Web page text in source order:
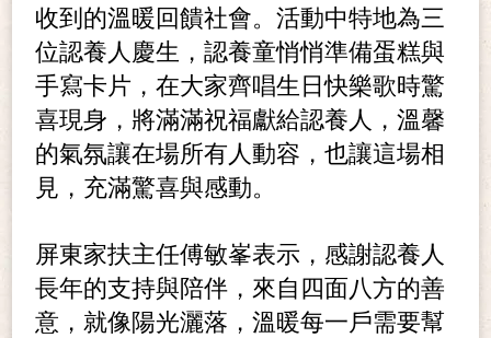
收到的溫暖回饋社會。活動中特地為三
位認養人慶生，認養童悄悄準備蛋糕與
手寫卡片，在大家齊唱生日快樂歌時驚
喜現身，將滿滿祝福獻給認養人，溫馨
的氣氛讓在場所有人動容，也讓這場相
見，充滿驚喜與感動。
屏東家扶主任傅敏峯表示，感謝認養人
長年的支持與陪伴，來自四面八方的善
意，就像陽光灑落，溫暖每一戶需要幫